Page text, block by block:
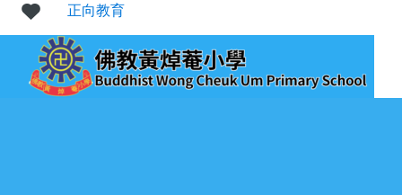
正向教育